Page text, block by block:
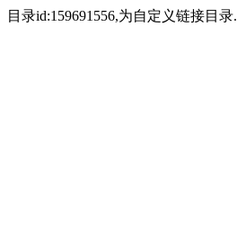
目录id:159691556,为自定义链接目录.